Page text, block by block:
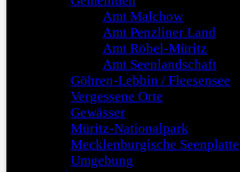
Amt Malchow
Amt Penzliner Land
Amt Röbel-Müritz
Amt Seenlandschaft
Göhren-Lebbin / Fleesensee
Vergessene Orte
Gewässer
Müritz-Nationalpark
Mecklenburgische Seenplatte
Umgebung